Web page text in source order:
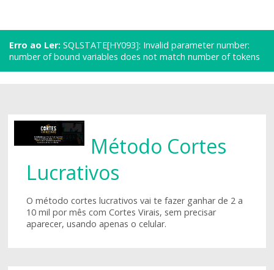
Erro ao Ler: SQLSTATE[HY093]: Invalid parameter number:
number of bound variables does not match number of tokens
Método Cortes
Lucrativos
O método cortes lucrativos vai te fazer ganhar de 2 a
10 mil por mês com Cortes Virais, sem precisar
aparecer, usando apenas o celular.